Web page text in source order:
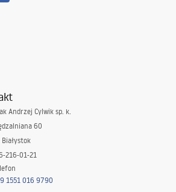
Andrzej Cylwik sp. k.
60
216-01-21
1551 016 9790